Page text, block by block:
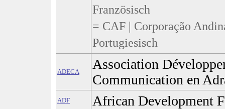
Französisch
= CAF | Corporação
Portugiesisch
ADECA
Association
Communication en
ADF African Development